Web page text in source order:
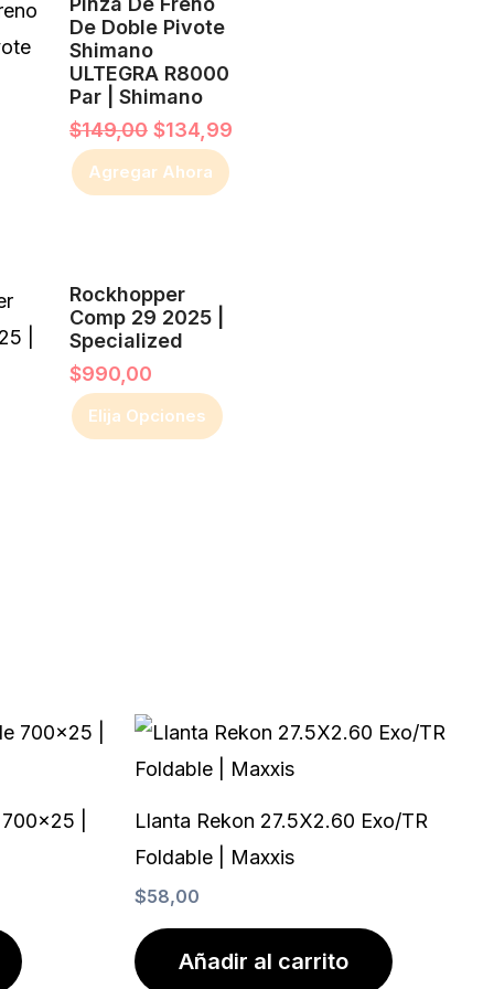
se
pueden
elegir
en
la
página
De Doble Pivote
Shimano
ULTEGRA R8000
Par | Shimano
$149,00
original
era:
$149,00.
$134,99
Agregar Ahora
Rockhopper
Comp 29 2025 |
Specialized
$990,00
Elija Opciones
producto
tiene
múltiples
variantes.
página
|
Llanta Rekon 27.5X2.60 Exo/TR
Foldable | Maxxis
$58,00
Añadir al carrito